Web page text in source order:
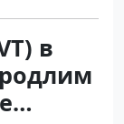
в